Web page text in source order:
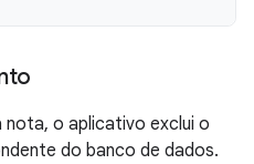
nota, o aplicativo exclui o
do banco de dados.